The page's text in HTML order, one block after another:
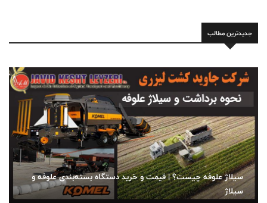
جدیدترین مطالب
سیلاژ علوفه چیست؟ | قیمت و خرید دستگاه بسته‌بندی علوفه و
سیلاژ